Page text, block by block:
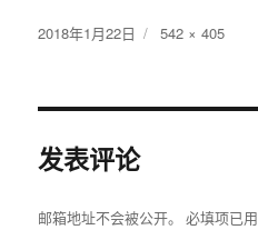
发
2018年1月22日
原
寸
542 × 405
发表评论
邮箱地址不会被公开。 必填项已用